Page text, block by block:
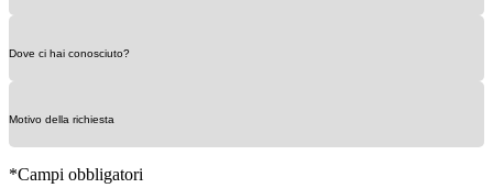
*Campi obbligatori